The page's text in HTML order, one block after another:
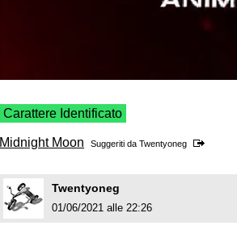
Carattere Identificato
Midnight Moon Suggeriti da Twentyoneg
Twentyoneg
01/06/2021 alle 22:26